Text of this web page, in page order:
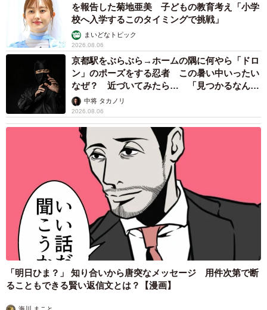
を報告した菊地亜美 子どもの教育考え「小学
校へ入学するこのタイミングで挑戦」
まいどなトピック
2026.08.06
京都駅をぶらぶら→ホームの隅に何やら「ドロ
ン」のポーズをする忍者 この暑い中いったい
なぜ？ 近づいてみたら… 「見つかるなんて
未熟」中将 タカノリ
2026.08.06
「明日ひま？」 知り合いから唐突なメッセージ 用件次第で断
ることもできる賢い返信文とは？【漫画】